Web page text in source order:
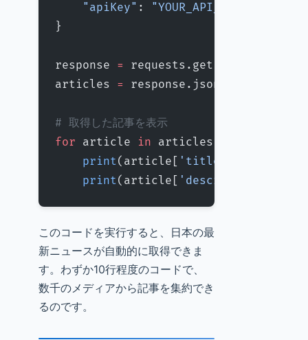
    "apiKey"
: "YOUR_API_KEY"
}
response = requests.get(url,
articles = response.json()
# 取得した記事を表示
for article in articles[
    print
(article[ 'title'
    print
(article[ 'description'
このコードを実行すると、日本の最
新ニュースが自動的に取得できま
す。わずか10行程度のコードで、
数千のメディアから記事を集約でき
るのです。